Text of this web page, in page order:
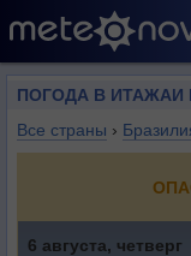
ПОГОДА В ИТАЖАИ
Все страны ›
6 августа, четверг